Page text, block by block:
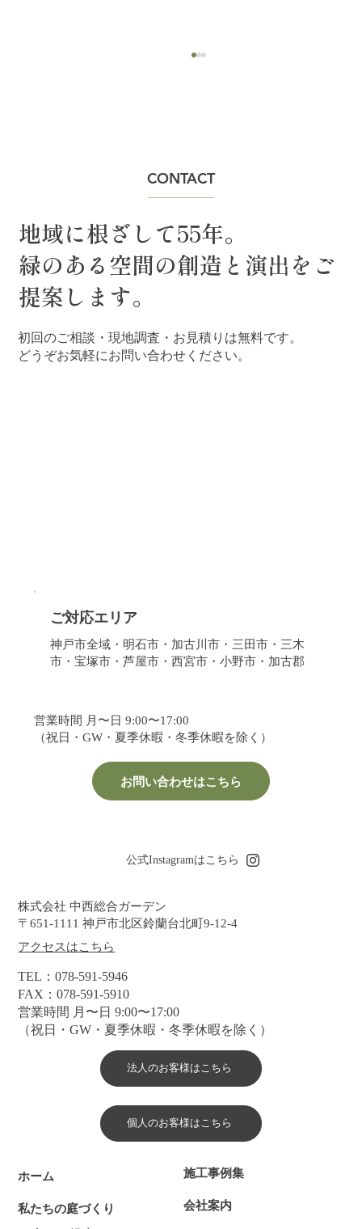
ゴールデンウィーク休業のお知らせ
CONTACT
地域に根ざして55年。
緑のある空間の創造と演出をご
提案します。
初回のご相談・現地調査・お見積りは無料です。
どうぞお気軽にお問い合わせください。
神戸市全域・明石市・加古川市・三田市・三木
市・宝塚市・芦屋市・西宮市・小野市・加古郡
ご対応エリア
営業時間 月〜日 9:00〜17:00
（祝日・GW・夏季休暇・冬季休暇を除く）
お問い合わせはこちら
公式Instagramはこちら
​株式会社 中西総合ガーデン
〒651-1111 神戸市北区鈴蘭台北町9-12-4
アクセスはこちら
TEL：078-591-5946
FAX：078-591-5910
営業時間 月〜日 9:00〜17:00
（祝日・GW・夏季休暇・冬季休暇を除く）
法人のお客様はこちら
個人のお客様はこちら
私たちの庭づくり
ホーム 施工事例集
会社案内